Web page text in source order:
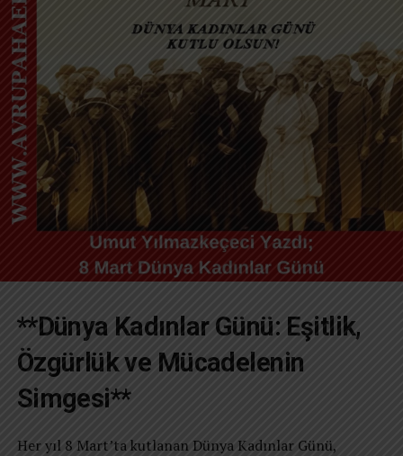
**Dünya Kadınlar Günü: Eşitlik,
Özgürlük ve Mücadelenin
Simgesi**
Her yıl 8 Mart’ta kutlanan Dünya Kadınlar Günü,